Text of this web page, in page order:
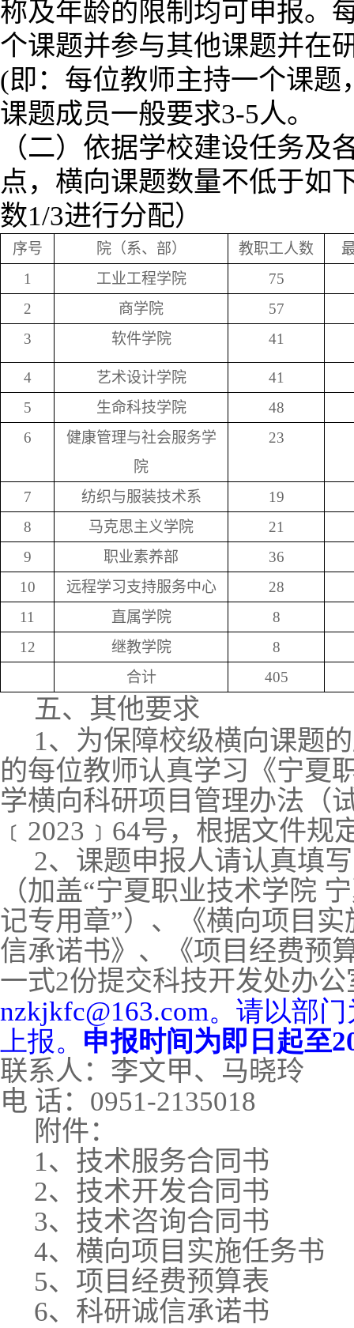
称及年龄的限制均可申报。
个课题并参与其他课题并在
(即：每位教师主持一个课题
课题成员一般要求3-5人。
（二）依据学校建设任务及
点，横向课题数量不低于如
数1/3进行分配）
序号 院（系、部） 教职工人数
1
工业工程学院
75
2
商学院
57
3
软件学院 41
4 艺术设计学院
41
5
生命科技学院
48
6
健康管理与社会服务学
院
23
7 纺织与服装技术系
19
8
马克思主义学院
21
9
职业素养部
36
10
远程学习支持服务中心
28
11
直属学院
8
12
继教学院
8
合计
405
五、其他要求
1、为保障校级横向课题
的每位教师认真学习《宁夏
学横向科研项目管理办法（
﹝ 2023 ﹞ 64号，根据文件规
2、课题申报人请认真填
（加盖“宁夏职业技术学院
记专用章”）、《横向项目
信承诺书》、《项目经费预
一式2份提交科技开发处办公
nzkjkfc@163.com。 请以部
上报。 申报时间为即日起至
联系人：李文甲、马晓玲
电 话： 0951-2135018
附件：
1、技术服务合同书
2、技术开发合同书
3、技术咨询合同书
4、横向项目实施任务书
5、项目经费预算表
6、科研诚信承诺书